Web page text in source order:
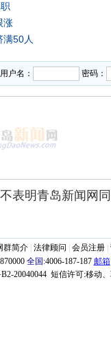
涨
50人
用户名： 密码：
表明青岛新闻网